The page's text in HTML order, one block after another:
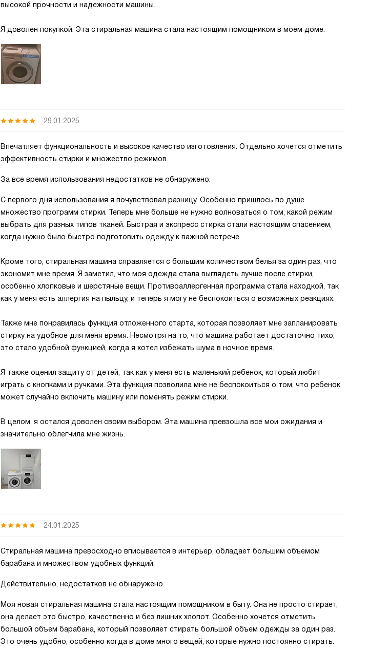
высокой прочности и надежности машины.
Я доволен покупкой. Эта стиральная машина стала настоящим помощником в моем доме.
29.01.2025
Впечатляет функциональность и высокое качество изготовления. Отдельно хочется отметить
эффективность стирки и множество режимов.
За все время использования недостатков не обнаружено.
С первого дня использования я почувствовал разницу. Особенно пришлось по душе
множество программ стирки. Теперь мне больше не нужно волноваться о том, какой режим
выбрать для разных типов тканей. Быстрая и экспресс стирка стали настоящим спасением,
когда нужно было быстро подготовить одежду к важной встрече.
Кроме того, стиральная машина справляется с большим количеством белья за один раз, что
экономит мне время. Я заметил, что моя одежда стала выглядеть лучше после стирки,
особенно хлопковые и шерстяные вещи. Противоаллергенная программа стала находкой, так
как у меня есть аллергия на пыльцу, и теперь я могу не беспокоиться о возможных реакциях.
Также мне понравилась функция отложенного старта, которая позволяет мне запланировать
стирку на удобное для меня время. Несмотря на то, что машина работает достаточно тихо,
это стало удобной функцией, когда я хотел избежать шума в ночное время.
Я также оценил защиту от детей, так как у меня есть маленький ребенок, который любит
играть с кнопками и ручками. Эта функция позволила мне не беспокоиться о том, что ребенок
может случайно включить машину или поменять режим стирки.
В целом, я остался доволен своим выбором. Эта машина превзошла все мои ожидания и
значительно облегчила мне жизнь.
24.01.2025
Стиральная машина превосходно вписывается в интерьер, обладает большим объемом
барабана и множеством удобных функций.
Действительно, недостатков не обнаружено.
Моя новая стиральная машина стала настоящим помощником в быту. Она не просто стирает,
она делает это быстро, качественно и без лишних хлопот. Особенно хочется отметить
большой объем барабана, который позволяет стирать большой объем одежды за один раз.
Это очень удобно, особенно когда в доме много вещей, которые нужно постоянно стирать.